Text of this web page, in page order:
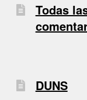
Todas
DUNS